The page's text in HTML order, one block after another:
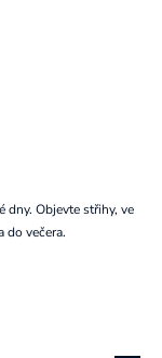
dny. Objevte střihy, ve
do večera.